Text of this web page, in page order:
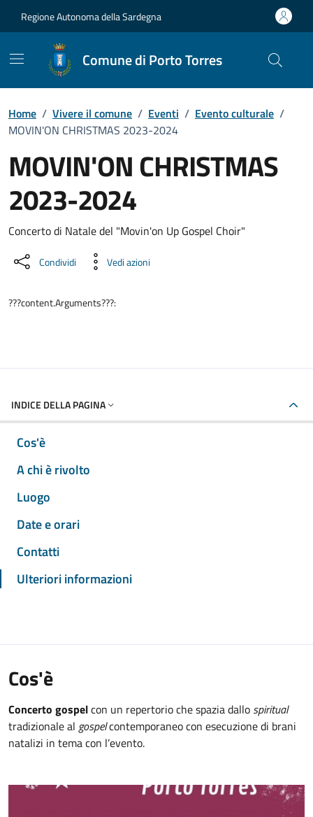
Regione Autonoma della Sardegna
Comune di Porto Torres
Home / Vivere il comune / Eventi / Evento culturale /
MOVIN'ON CHRISTMAS 2023-2024
MOVIN'ON CHRISTMAS
2023-2024
Dettaglio dell'evento
Concerto di Natale del "Movin'on Up Gospel Choir"
Condividi Vedi azioni
???content.Arguments???:
INDICE DELLA PAGINA
Cos'è
A chi è rivolto
Luogo
Date e orari
Contatti
Ulteriori informazioni
Cos'è
Concerto gospelcon un repertorio che spazia dallo spiritual
tradizionale al gospelcontemporaneo con esecuzione di brani
natalizi in tema con l’evento.